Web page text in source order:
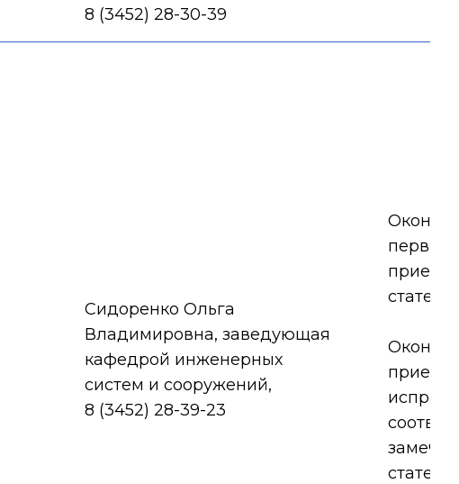
8 (3452) 28-30-39
Сидоренко Ольга
Владимировна, заведующая
кафедрой инженерных
систем и сооружений,
8 (3452) 28-39-23
приема
статей
приема
статей